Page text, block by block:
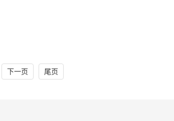
下一页 尾页